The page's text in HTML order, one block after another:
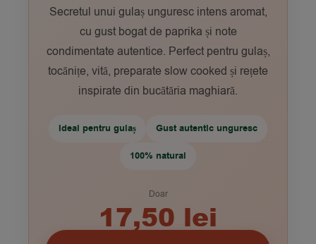
Secretul unui gulaș unguresc intens aromat,
cu gust bogat de paprika și note
condimentate autentice. Perfect pentru gulaș,
tocănițe, vită, preparate slow cooked și rețete
inspirate din bucătăria maghiară.
Ideal pentru gulaș Gust autentic unguresc
100% natural
Doar
17,50 lei